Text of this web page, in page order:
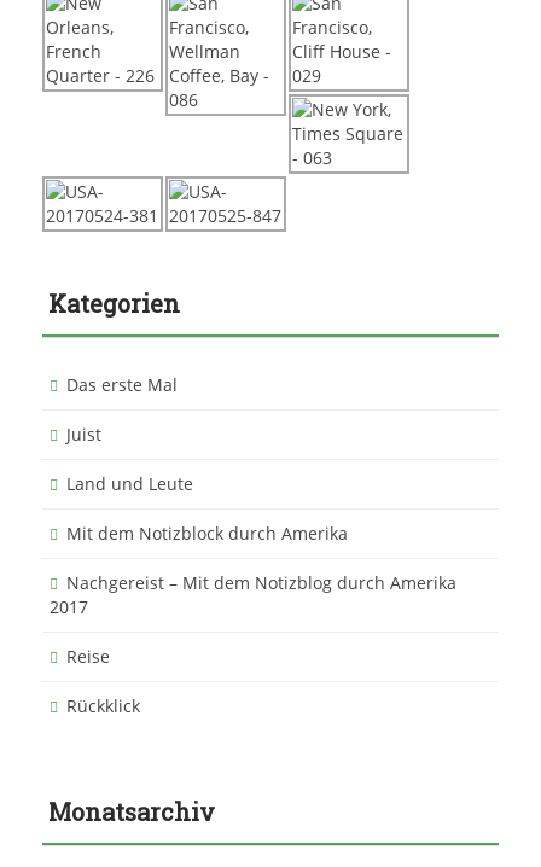
Kategorien
Das erste Mal
Juist
Land und Leute
Mit dem Notizblock durch Amerika
Nachgereist – Mit dem Notizblog durch Amerika
2017
Reise
Rückklick
Monatsarchiv